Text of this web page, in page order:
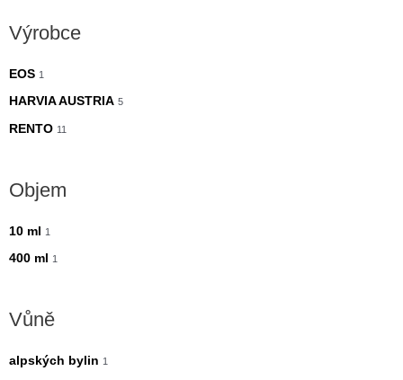
Výrobce
EOS 1
HARVIA AUSTRIA 5
RENTO 11
Objem
10 ml 1
400 ml 1
Vůně
alpských bylin 1